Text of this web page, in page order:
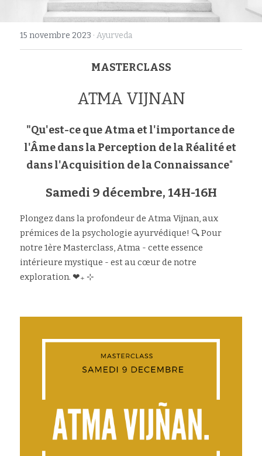
Rechercher
15 novembre 2023 · Ayurveda
MASTERCLASS
ATMA VIJNAN
"Qu'est-ce que Atma et l'importance de
l'Âme dans la Perception de la Réalité et
dans l'Acquisition de la Connaissance"
Samedi 9 décembre, 14H-16H
Plongez dans la profondeur de Atma Vijnan, aux
prémices de la psychologie ayurvédique! 🔍 Pour
notre 1ère Masterclass, Atma - cette essence
intérieure mystique - est au cœur de notre
exploration. ❤︎₊ ⊹